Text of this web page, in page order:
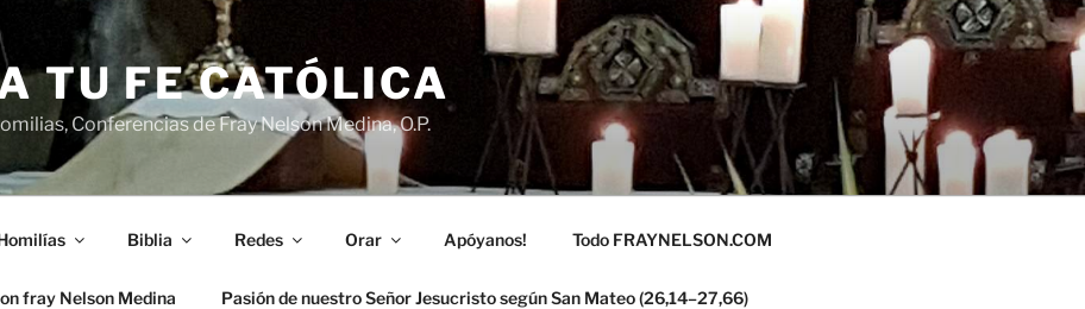
TU FE CATÓLICA
Conferencias de Fray Nelson Medina, O.P.
Biblia Redes Orar Apóyanos! Todo FRAYNELSON.COM
fray Nelson Medina Pasión de nuestro Señor Jesucristo según San Mateo (26,14–27,66)